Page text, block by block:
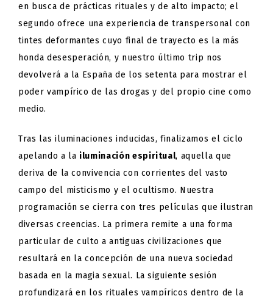
en busca de prácticas rituales y de alto impacto; el
segundo ofrece una experiencia de transpersonal con
tintes deformantes cuyo final de trayecto es la más
honda desesperación, y nuestro último trip nos
devolverá a la España de los setenta para mostrar el
poder vampírico de las drogas y del propio cine como
medio.
Tras las iluminaciones inducidas, finalizamos el ciclo
apelando a la iluminación espiritual, aquella que
deriva de la convivencia con corrientes del vasto
campo del misticismo y el ocultismo. Nuestra
programación se cierra con tres películas que ilustran
diversas creencias. La primera remite a una forma
particular de culto a antiguas civilizaciones que
resultará en la concepción de una nueva sociedad
basada en la magia sexual. La siguiente sesión
profundizará en los rituales vampíricos dentro de la